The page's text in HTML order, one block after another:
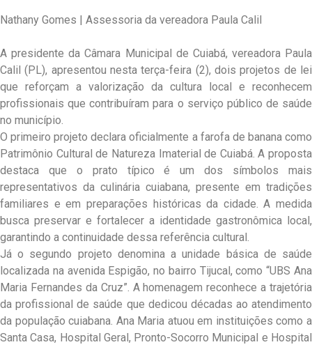
Nathany Gomes | Assessoria da vereadora Paula Calil
A presidente da Câmara Municipal de Cuiabá, vereadora Paula
Calil (PL), apresentou nesta terça-feira (2), dois projetos de lei
que reforçam a valorização da cultura local e reconhecem
profissionais que contribuíram para o serviço público de saúde
no município.
O primeiro projeto declara oficialmente a farofa de banana como
Patrimônio Cultural de Natureza Imaterial de Cuiabá. A proposta
destaca que o prato típico é um dos símbolos mais
representativos da culinária cuiabana, presente em tradições
familiares e em preparações históricas da cidade. A medida
busca preservar e fortalecer a identidade gastronômica local,
garantindo a continuidade dessa referência cultural.
Já o segundo projeto denomina a unidade básica de saúde
localizada na avenida Espigão, no bairro Tijucal, como “UBS Ana
Maria Fernandes da Cruz”. A homenagem reconhece a trajetória
da profissional de saúde que dedicou décadas ao atendimento
da população cuiabana. Ana Maria atuou em instituições como a
Santa Casa, Hospital Geral, Pronto-Socorro Municipal e Hospital